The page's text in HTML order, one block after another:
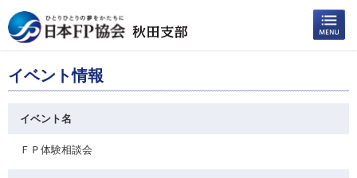
イベント情報
イベント名
ＦＰ体験相談会